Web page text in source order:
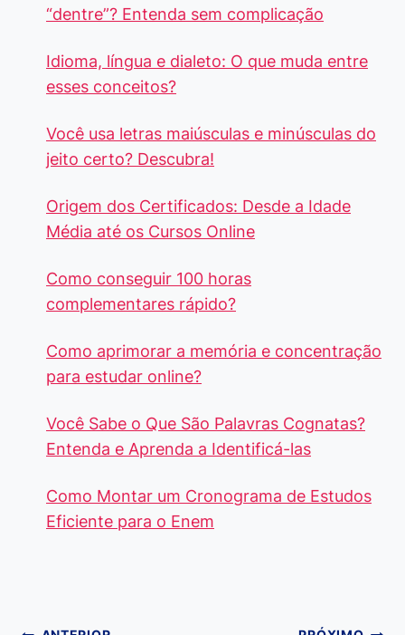
“dentre”? Entenda sem complicação
Idioma, língua e dialeto: O que muda entre
esses conceitos?
Você usa letras maiúsculas e minúsculas do
jeito certo? Descubra!
Origem dos Certificados: Desde a Idade
Média até os Cursos Online
Como conseguir 100 horas
complementares rápido?
Como aprimorar a memória e concentração
para estudar online?
Você Sabe o Que São Palavras Cognatas?
Entenda e Aprenda a Identificá-las
Como Montar um Cronograma de Estudos
Eficiente para o Enem